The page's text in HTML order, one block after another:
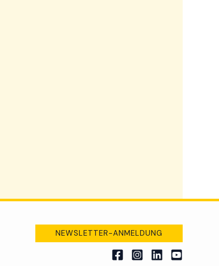
NEWSLETTER-ANMELDUNG